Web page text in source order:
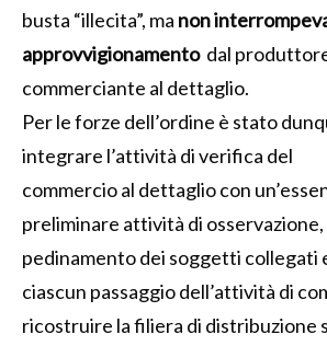
busta “illecita”, ma non
approvvigionamentodal
commerciante al dettaglio.
Per le forze dell’ordine è stato
integrare l’attività di verifica del
commercio al dettaglio con
preliminare attività di
pedinamento dei soggetti collegati
ciascun passaggio dell’attività di
ricostruire la filiera di distribuzione